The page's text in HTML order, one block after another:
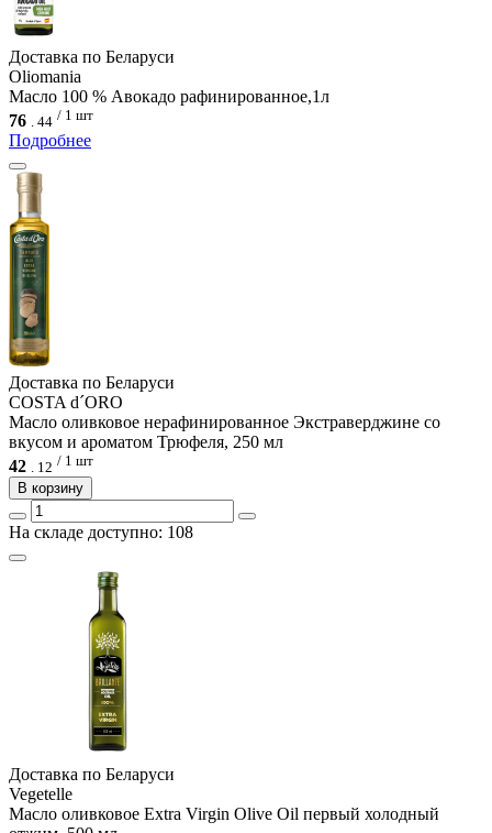
Доcтавка по Беларуси
Oliomania
Масло 100 % Авокадо рафинированное,1л
76 . 44 / 1 шт
Подробнее
Доcтавка по Беларуси
COSTA d´ORO
Масло оливковое нерафинированное Экстраверджине со
вкусом и ароматом Трюфеля, 250 мл
42 . 12 / 1 шт
В корзину
На складе доступно: 108
Доcтавка по Беларуси
Vegetelle
Масло оливковое Extra Virgin Olive Oil первый холодный